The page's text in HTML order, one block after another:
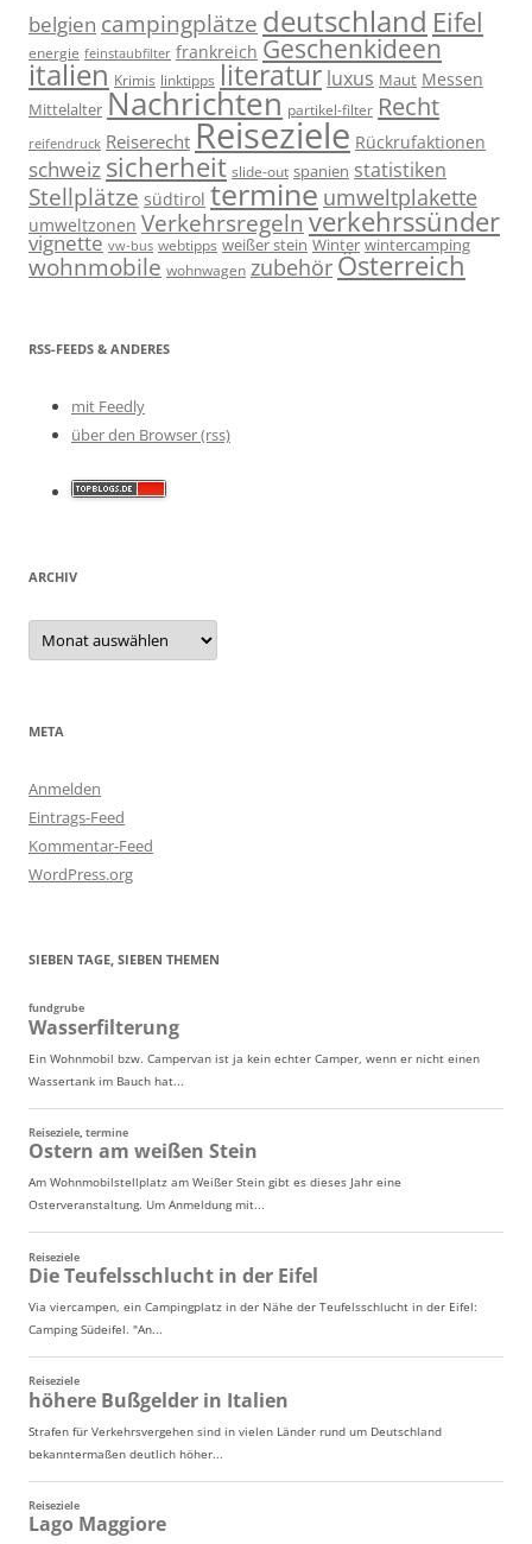
belgien campingplätze deutschland Eifel
energie feinstaubfilter frankreich Geschenkideen
italien Krimis linktipps literatur luxus Maut Messen
Mittelalter Nachrichten partikel-filter Recht
reifendruck Reiserecht Reiseziele Rückrufaktionen
schweiz sicherheit slide-out spanien statistiken
Stellplätze südtirol termine umweltplakette
umweltzonen Verkehrsregeln verkehrssünder
vignette vw-bus webtipps weißer stein Winter wintercamping
wohnmobile wohnwagen zubehör Österreich
RSS-FEEDS & ANDERES
mit Feedly
über den Browser (rss)
ARCHIV
Archiv
META
Anmelden
Eintrags-Feed
Kommentar-Feed
WordPress.org
SIEBEN TAGE, SIEBEN THEMEN